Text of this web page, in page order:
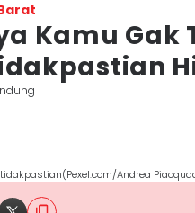
Kamu Gak
Andrea